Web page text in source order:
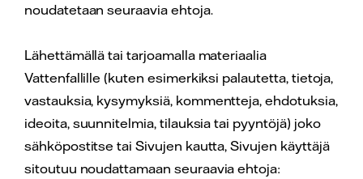
noudatetaan seuraavia ehtoja.
Lähettämällä tai tarjoamalla materiaalia
Vattenfallille (kuten esimerkiksi palautetta, tietoja,
vastauksia, kysymyksiä, kommentteja, ehdotuksia,
ideoita, suunnitelmia, tilauksia tai pyyntöjä) joko
sähköpostitse tai Sivujen kautta, Sivujen käyttäjä
sitoutuu noudattamaan seuraavia ehtoja: